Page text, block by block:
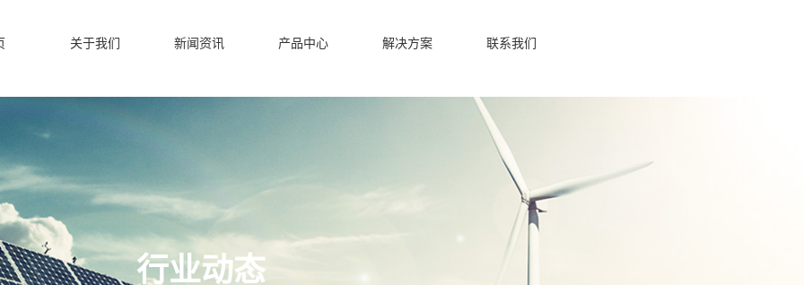
关于我们 新闻资讯 产品中心 解决方案 联系我们
行业动态